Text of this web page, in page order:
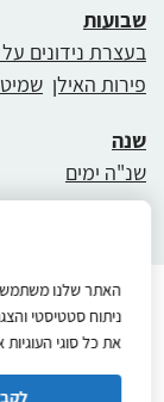
שבועות
בעצרת נידונים על
פירות האילן
שנה
שנ"ה ימים
Instructions
שיעורים
האתר שלנו משתמש
ניתוח סטטיסטי
את כל סוגי